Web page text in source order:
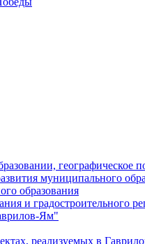
географическое
муниципального
образования
и градостроительного
Ям"
реализуемых в